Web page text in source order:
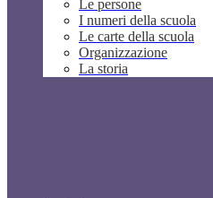
Le persone
I numeri della scuola
Le carte della scuola
Organizzazione
La storia